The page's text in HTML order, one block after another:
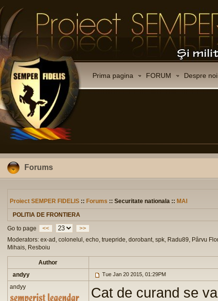
Prima pagina FORUM Despre noi
Forums
Proiect SEMPER FIDELIS :: Forums :: Securitate nationala :: MAI
POLITIA DE FRONTIERA
Go to page
<<
>>
Moderators: ex-ad, colonelul, echo, truepride, dorobant, spk, Radu89, Pârvu
Mihais, Resboiu
Author
andyy
Tue Jan 20 2015, 01:29PM
andyy
Cat de curand se